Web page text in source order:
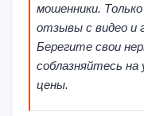
мошенники.
отзывы с видео и
Берегите свои
соблазняйтесь
цены.